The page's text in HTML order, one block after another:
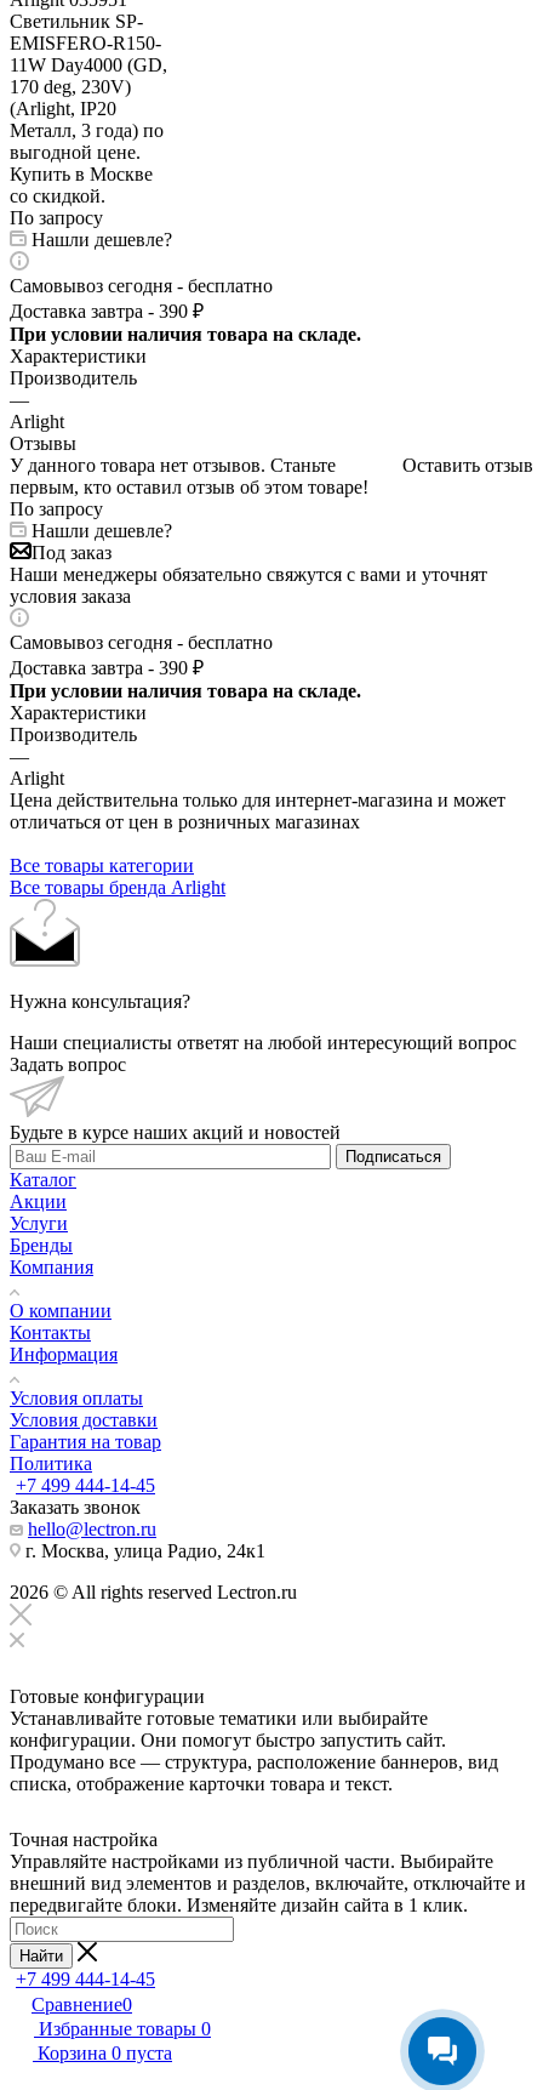
По запросу
Нашли дешевле?
Самовывоз сегодня - бесплатно
Доставка завтра - 390 ₽
При условии наличия товара на складе.
Характеристики
Производитель
—
Arlight
Отзывы
Оставить отзыв
У данного товара нет отзывов. Станьте
первым, кто оставил отзыв об этом товаре!
По запросу
Нашли дешевле?
Под заказ
Наши менеджеры обязательно свяжутся с вами и уточнят
условия заказа
Самовывоз сегодня - бесплатно
Доставка завтра - 390 ₽
При условии наличия товара на складе.
Характеристики
Производитель
—
Arlight
Цена действительна только для интернет-магазина и может
отличаться от цен в розничных магазинах
Все товары категории
Все товары бренда Arlight
Нужна консультация?
Наши специалисты ответят на любой интересующий вопрос
Задать вопрос
Будьте в курсе наших акций и новостей
Подписаться
Каталог
Акции
Услуги
Бренды
Компания
О компании
Контакты
Информация
Условия оплаты
Условия доставки
Гарантия на товар
Политика
+7 499 444-14-45
Заказать звонок
hello@lectron.ru
г. Москва, улица Радио, 24к1
2026 © All rights reserved Lectron.ru
Готовые конфигурации
Устанавливайте готовые тематики или выбирайте
конфигурации. Они помогут быстро запустить сайт.
Продумано все — структура, расположение баннеров, вид
списка, отображение карточки товара и текст.
Точная настройка
Управляйте настройками из публичной части. Выбирайте
внешний вид элементов и разделов, включайте, отключайте и
передвигайте блоки. Изменяйте дизайн сайта в 1 клик.
Найти
+7 499 444-14-45
Сравнение0
Избранные товары 0
Корзина 0 пуста